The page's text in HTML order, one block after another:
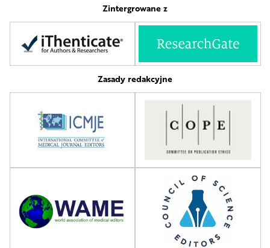
Zintergrowane z
Zasady redakcyjne